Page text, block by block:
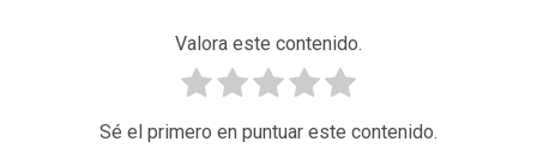
Valora este contenido.
Sé el primero en puntuar este contenido.